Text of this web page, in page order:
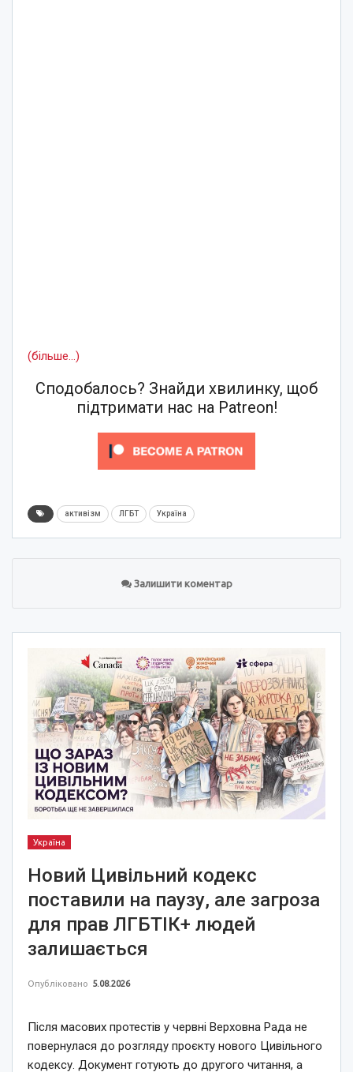
(більше…)
Сподобалось? Знайди хвилинку, щоб
підтримати нас на Patreon!
активізм ЛГБТ Україна
Залишити коментар
Україна
Новий Цивільний кодекс
поставили на паузу, але загроза
для прав ЛГБТІК+ людей
залишається
Опубліковано 5.08.2026
Після масових протестів у червні Верховна Рада не
повернулася до розгляду проєкту нового Цивільного
кодексу. Документ готують до другого читання, а